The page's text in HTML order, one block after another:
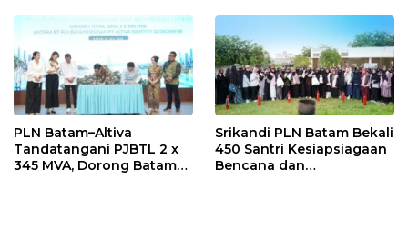
PLN Batam–Altiva
Tandatangani PJBTL 2 x
345 MVA, Dorong Batam
Srikandi PLN Batam Bekali
450 Santri Kesiapsiagaan
Bencana dan